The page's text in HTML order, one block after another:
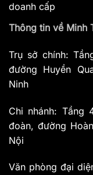
doanh cấp
Thông tin về Minh
Trụ sở chính:
đường Huyền
Ninh
Chi nhánh: Tầng
đoàn, đường
Nội
Văn phòng đại